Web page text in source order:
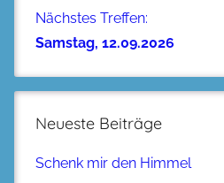
Nächstes Treffen:
Samstag, 12.09.2026
Neueste Beiträge
Schenk mir den Himmel